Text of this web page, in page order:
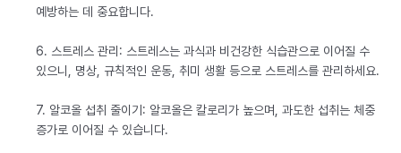
예방하는 데 중요합니다.
6. 스트레스 관리: 스트레스는 과식과 비건강한 식습관으로 이어질 수
있으니, 명상, 규칙적인 운동, 취미 생활 등으로 스트레스를 관리하세요.
7. 알코올 섭취 줄이기: 알코올은 칼로리가 높으며, 과도한 섭취는 체중
증가로 이어질 수 있습니다.